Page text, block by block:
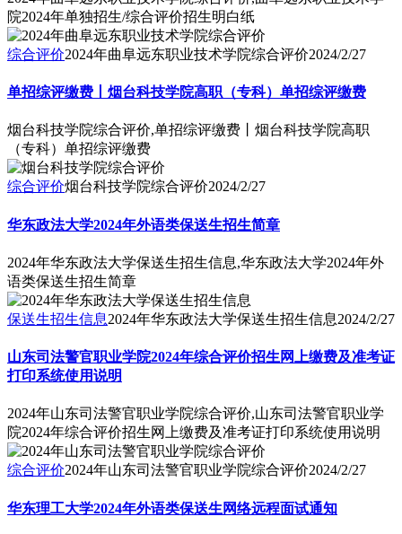
院2024年单独招生/综合评价招生明白纸
综合评价2024年曲阜远东职业技术学院综合评价2024/2/27
单招综评缴费丨烟台科技学院高职（专科）单招综评缴费
烟台科技学院综合评价,单招综评缴费丨烟台科技学院高职
（专科）单招综评缴费
综合评价烟台科技学院综合评价2024/2/27
华东政法大学2024年外语类保送生招生简章
2024年华东政法大学保送生招生信息,华东政法大学2024年外
语类保送生招生简章
保送生招生信息2024年华东政法大学保送生招生信息2024/2/27
山东司法警官职业学院2024年综合评价招生网上缴费及准考证
打印系统使用说明
2024年山东司法警官职业学院综合评价,山东司法警官职业学
院2024年综合评价招生网上缴费及准考证打印系统使用说明
综合评价2024年山东司法警官职业学院综合评价2024/2/27
华东理工大学2024年外语类保送生网络远程面试通知